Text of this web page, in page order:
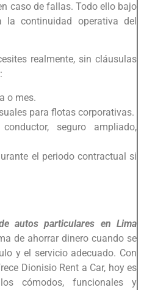
caso de fallas. Todo ello bajo
la continuidad operativa del
realmente, sin cláusulas
o mes.
para flotas corporativas.
seguro ampliado,
el periodo contractual si
autos particulares en Lima
de ahorrar dinero cuando se
y el servicio adecuado. Con
Dionisio Rent a Car, hoy es
cómodos, funcionales y